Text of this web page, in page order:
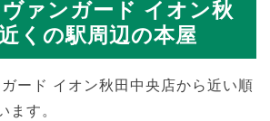
ァンガード イオン秋
くの駅周辺の本屋
ード イオン秋田中央店から近い順
ます。